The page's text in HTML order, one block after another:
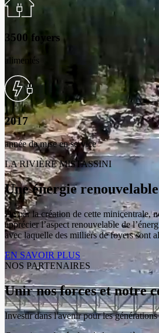
3500 foyers
alimentés
2017
année de mise en service
LA RIVIÈRE MISTASSINI
Une énergie renouvelable
De par la création de cette minicentrale,
apprécier l’aspect renouvelable de
avec laquelle des milliers de foyers sont
EN SAVOIR PLUS
NOS PARTENAIRES
Unir nos forces et notre
Investir dans l'avenir pour les